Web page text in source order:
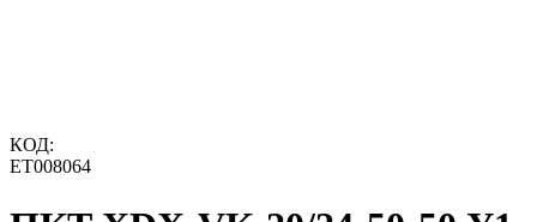
КОД:
ET008064